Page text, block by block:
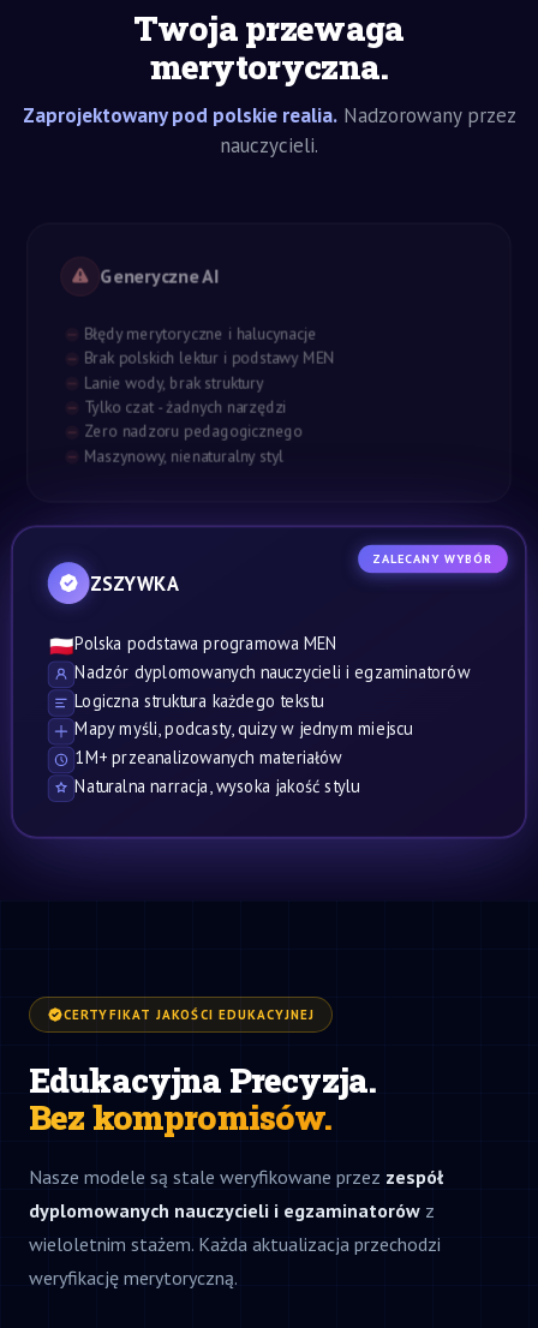
Twoja przewaga
merytoryczna.
Zaprojektowany pod polskie realia.Nadzorowany przez
nauczycieli.
Generyczne AI
Błędy merytoryczne i halucynacje
Brak polskich lektur i podstawy MEN
Lanie wody, brak struktury
Tylko czat - żadnych narzędzi
Zero nadzoru pedagogicznego
Maszynowy, nienaturalny styl
ZALECANY WYBÓR
ZSZYWKA
🇵🇱Polska podstawa programowa MEN
Nadzór dyplomowanych nauczycieli i egzaminatorów
Logiczna struktura każdego tekstu
Mapy myśli, podcasty, quizy w jednym miejscu
1M+ przeanalizowanych materiałów
Naturalna narracja, wysoka jakość stylu
CERTYFIKAT JAKOŚCI EDUKACYJNEJ
Edukacyjna Precyzja.
Bez kompromisów.
Nasze modele są stale weryfikowane przez zespół
dyplomowanych nauczycieli i egzaminatorów z
wieloletnim stażem. Każda aktualizacja przechodzi
weryfikację merytoryczną.